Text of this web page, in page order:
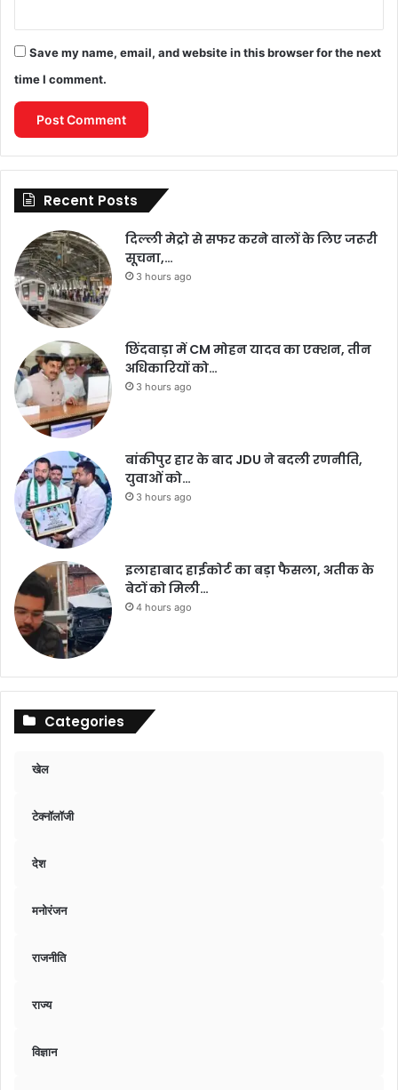
Save my name, email, and website in this browser for the next
time I comment.
Recent Posts
दिल्ली मेट्रो से सफर करने वालों के लिए जरूरी
सूचना,…
3 hours ago
छिंदवाड़ा में CM मोहन यादव का एक्शन, तीन
अधिकारियों को…
3 hours ago
बांकीपुर हार के बाद JDU ने बदली रणनीति,
युवाओं को…
3 hours ago
इलाहाबाद हाईकोर्ट का बड़ा फैसला, अतीक के
बेटों को मिली…
4 hours ago
Categories
खेल
टेक्नॉलॉजी
देश
मनोरंजन
राजनीति
राज्य
विज्ञान